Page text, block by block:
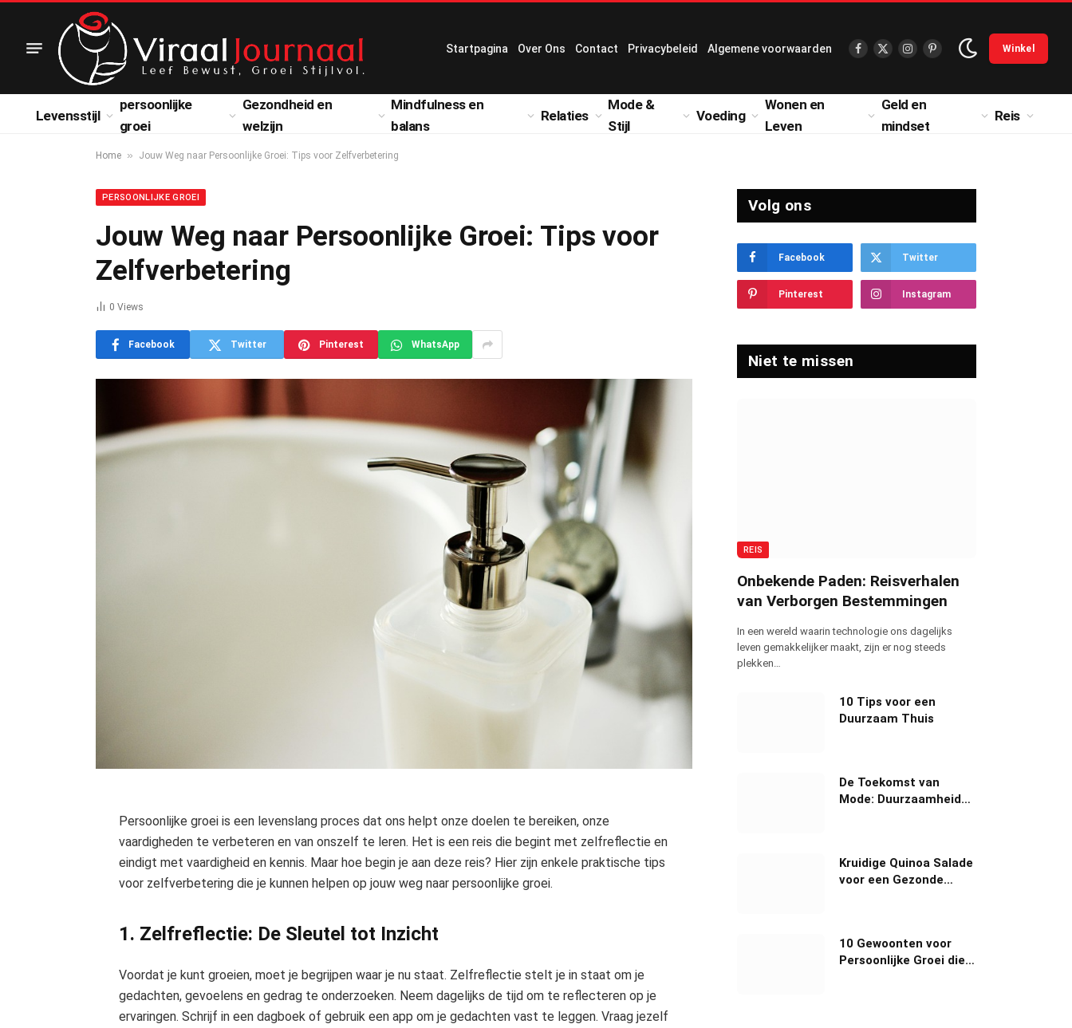
Startpagina Over Ons Contact Privacybeleid Algemene voorwaarden
Facebook
X
Instagram
Pinterest
Winkel
Levensstijl
persoonlijke
groei
Gezondheid en
welzijn
Mindfulness en
balans
Relaties
Mode &
Stijl
Voeding
Wonen en
Leven
Geld en
mindset
Reis
Home » Jouw Weg naar Persoonlijke Groei: Tips voor Zelfverbetering
PERSOONLIJKE GROEI
Jouw Weg naar Persoonlijke Groei: Tips voor
Zelfverbetering
0 Views
Facebook Twitter Pinterest WhatsApp
Persoonlijke groei is een levenslang proces dat ons helpt onze doelen te bereiken, onze
vaardigheden te verbeteren en van onszelf te leren. Het is een reis die begint met zelfreflectie en
eindigt met vaardigheid en kennis. Maar hoe begin je aan deze reis? Hier zijn enkele praktische tips
voor zelfverbetering die je kunnen helpen op jouw weg naar persoonlijke groei.
1. Zelfreflectie: De Sleutel tot Inzicht
Voordat je kunt groeien, moet je begrijpen waar je nu staat. Zelfreflectie stelt je in staat om je
gedachten, gevoelens en gedrag te onderzoeken. Neem dagelijks de tijd om te reflecteren op je
ervaringen. Schrijf in een dagboek of gebruik een app om je gedachten vast te leggen. Vraag jezelf
Volg ons
Facebook Twitter
Pinterest Instagram
Niet te missen
REIS
Onbekende Paden: Reisverhalen
van Verborgen Bestemmingen
In een wereld waarin technologie ons dagelijks
leven gemakkelijker maakt, zijn er nog steeds
plekken…
10 Tips voor een
Duurzaam Thuis
De Toekomst van
Mode: Duurzaamheid
Kruidige Quinoa Salade
voor een Gezonde
10 Gewoonten voor
Persoonlijke Groei die